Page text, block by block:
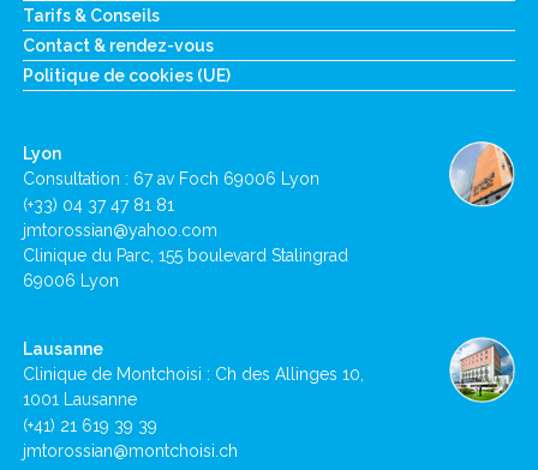
Tarifs & Conseils
Contact & rendez-vous
Politique de cookies (UE)
Lyon
Consultation : 67 av Foch 69006 Lyon
(+33) 04 37 47 81 81
jmtorossian@yahoo.com
Clinique du Parc, 155 boulevard Stalingrad
69006 Lyon
Lausanne
Clinique de Montchoisi : Ch des Allinges 10,
1001 Lausanne
(+41) 21 619 39 39
jmtorossian@montchoisi.ch